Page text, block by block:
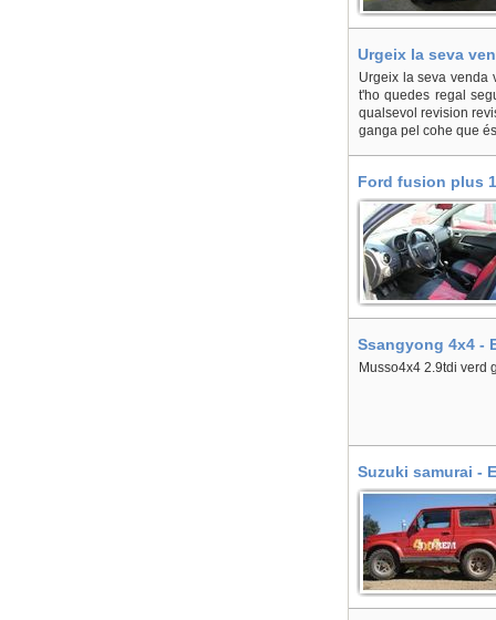
Urgeix la seva
Urgeix la seva venda
t'ho quedes regal
qualsevol revision
ganga pel cohe que
Ford fusion plus
Ssangyong 4x4 -
Musso4x4 2.9tdi verd
Suzuki samurai -